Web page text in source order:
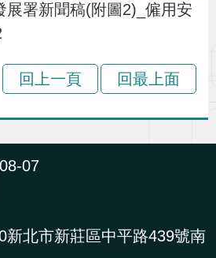
展署新聞稿(附圖2)_僱用安
回上一頁 回最上面
07
新北市新莊區中平路439號南